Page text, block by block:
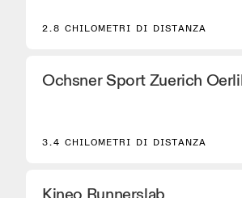
2.8 CHILOMETRI DI DISTANZA
Ochsner Sport Zuerich
3.4 CHILOMETRI DI DISTANZA